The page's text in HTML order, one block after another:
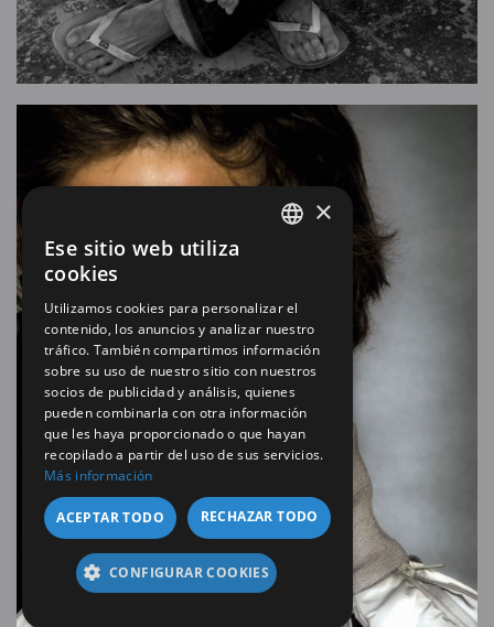
×
Ese sitio web utiliza
cookies
Utilizamos cookies para personalizar el
contenido, los anuncios y analizar nuestro
tráfico. También compartimos información
sobre su uso de nuestro sitio con nuestros
socios de publicidad y análisis, quienes
pueden combinarla con otra información
que les haya proporcionado o que hayan
recopilado a partir del uso de sus servicios.
Más información
ACEPTAR TODO RECHAZAR TODO
CONFIGURAR COOKIES